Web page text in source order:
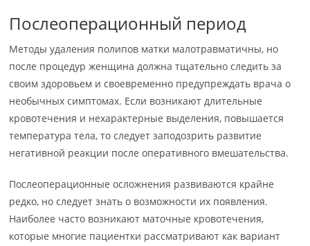
Послеоперационный период
Методы удаления полипов матки малотравматичны, но
после процедур женщина должна тщательно следить за
своим здоровьем и своевременно предупреждать врача о
необычных симптомах. Если возникают длительные
кровотечения и нехарактерные выделения, повышается
температура тела, то следует заподозрить развитие
негативной реакции после оперативного вмешательства.
Послеоперационные осложнения развиваются крайне
редко, но следует знать о возможности их появления.
Наиболее часто возникают маточные кровотечения,
которые многие пациентки рассматривают как вариант